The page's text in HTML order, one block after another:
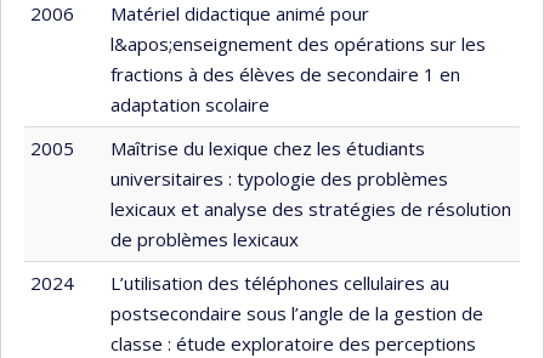
2006
Matériel didactique animé pour
l&apos;enseignement des opérations sur les
fractions à des élèves de secondaire 1 en
adaptation scolaire
2005
Maîtrise du lexique chez les étudiants
universitaires : typologie des problèmes
lexicaux et analyse des stratégies de résolution
de problèmes lexicaux
2024
L’utilisation des téléphones cellulaires au
postsecondaire sous l’angle de la gestion de
classe : étude exploratoire des perceptions